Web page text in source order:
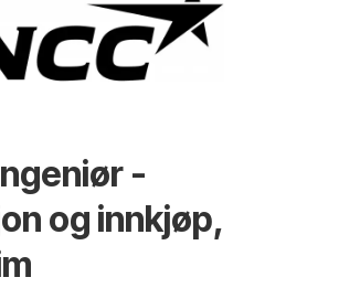
-
og innkjøp,